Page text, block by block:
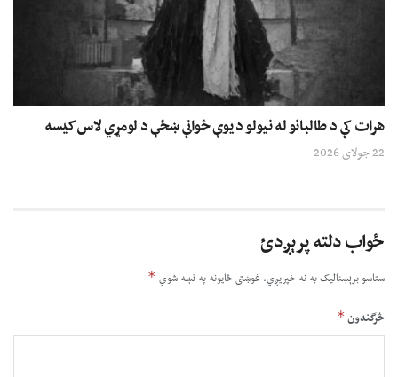
هرات کې د طالبانو له نیولو د یوې ځوانې ښځې د لومړي لاس کیسه
22 جولای 2026
ځواب دلته پرېږدئ
ستاسو برېښناليک به نه خپريږي.غوښتى ځایونه په نښه شوي *
څرگندون*